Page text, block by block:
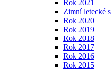
Rok 2021
Zimní letecké
Rok 2020
Rok 2019
Rok 2018
Rok 2017
Rok 2016
Rok 2015